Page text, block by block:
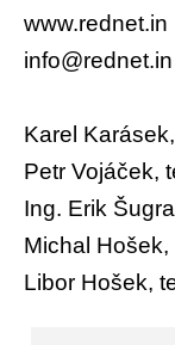
www.rednet.in
info@rednet.in
Karel
Petr Vojáček,
Ing. Erik
Michal
Libor Hošek,